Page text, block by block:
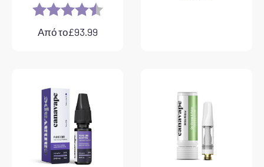
Rating: 4.8 out of 5 stars
Από το£93.99